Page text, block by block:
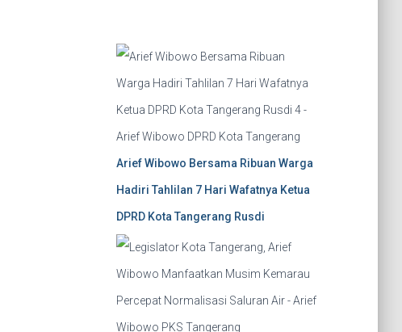
Arief Wibowo Bersama Ribuan Warga
Hadiri Tahlilan 7 Hari Wafatnya Ketua
DPRD Kota Tangerang Rusdi